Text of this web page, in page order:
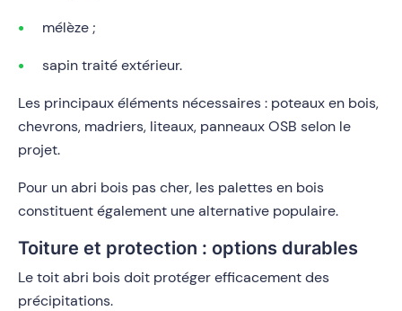
mélèze ;
sapin traité extérieur.
Les principaux éléments nécessaires : poteaux en bois,
chevrons, madriers, liteaux, panneaux OSB selon le
projet.
Pour un abri bois pas cher, les palettes en bois
constituent également une alternative populaire.
Toiture et protection : options durables
Le toit abri bois doit protéger efficacement des
précipitations.